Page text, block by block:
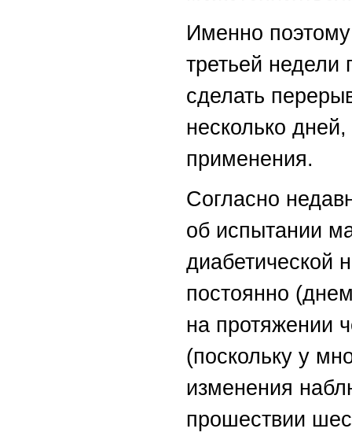
Именно
третьей недели
сделать
несколько
применения.
Согласно
об испытании
диабетической
постоянно
на протяжении
(поскольку у
изменения
прошествии